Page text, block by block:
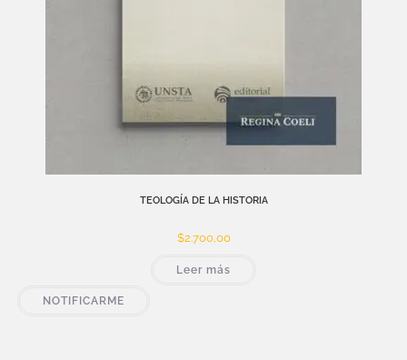
TEOLOGÍA DE LA HISTORIA
$2.700,00
Leer más
NOTIFICARME